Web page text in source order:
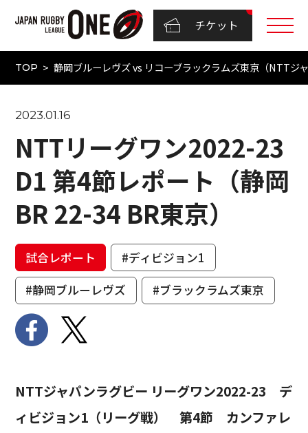
チケット
TOP 静岡ブルーレヴズ vs リコーブラックラムズ東京（NTT
2023.01.16
NTTリーグワン2022-23
D1 第4節レポート（静岡
BR 22-34 BR東京）
試合レポート
#ディビジョン1
#静岡ブルーレヴズ
#ブラックラムズ東京
NTTジャパンラグビー リーグワン2022-23 デ
ィビジョン1（リーグ戦） 第4節 カンファレ